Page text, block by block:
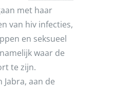
met haar
van hiv infecties,
en seksueel
waar de
te zijn.
Jabra, aan de